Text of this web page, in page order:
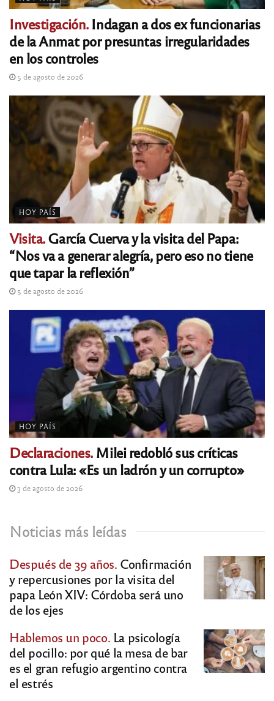
Investigación.Indagan a dos ex funcionarias
de la Anmat por presuntas irregularidades
en los controles
5 de agosto de 2026
HOY PAÍS
Visita.García Cuerva y la visita del Papa:
“Nos va a generar alegría, pero eso no tiene
que tapar la reflexión”
5 de agosto de 2026
HOY PAÍS
Declaraciones.Milei redobló sus críticas
contra Lula: «Es un ladrón y un corrupto»
3 de agosto de 2026
Noticias más leídas
Después de 39 años. Confirmación
y repercusiones por la visita del
papa León XIV: Córdoba será uno
de los ejes
Hablemos un poco. La psicología
del pocillo: por qué la mesa de bar
es el gran refugio argentino contra
el estrés